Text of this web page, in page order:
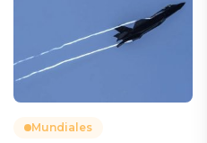
Mundiales